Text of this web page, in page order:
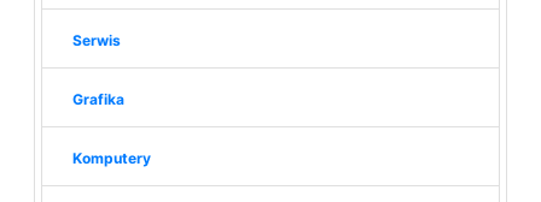
Serwis
Grafika
Komputery